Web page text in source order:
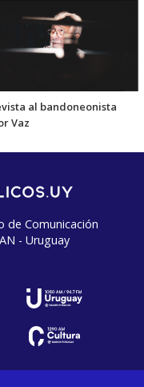
al bandoneonista
Vaz
de Comunicación
- Uruguay